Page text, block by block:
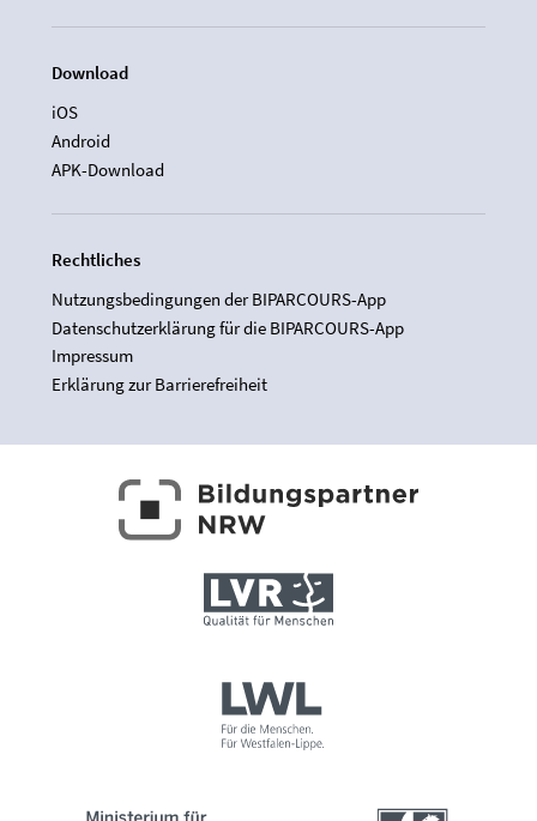
Download
iOS
Android
APK-Download
Rechtliches
Nutzungsbedingungen der BIPARCOURS-App
Datenschutzerklärung für die BIPARCOURS-App
Impressum
Erklärung zur Barrierefreiheit